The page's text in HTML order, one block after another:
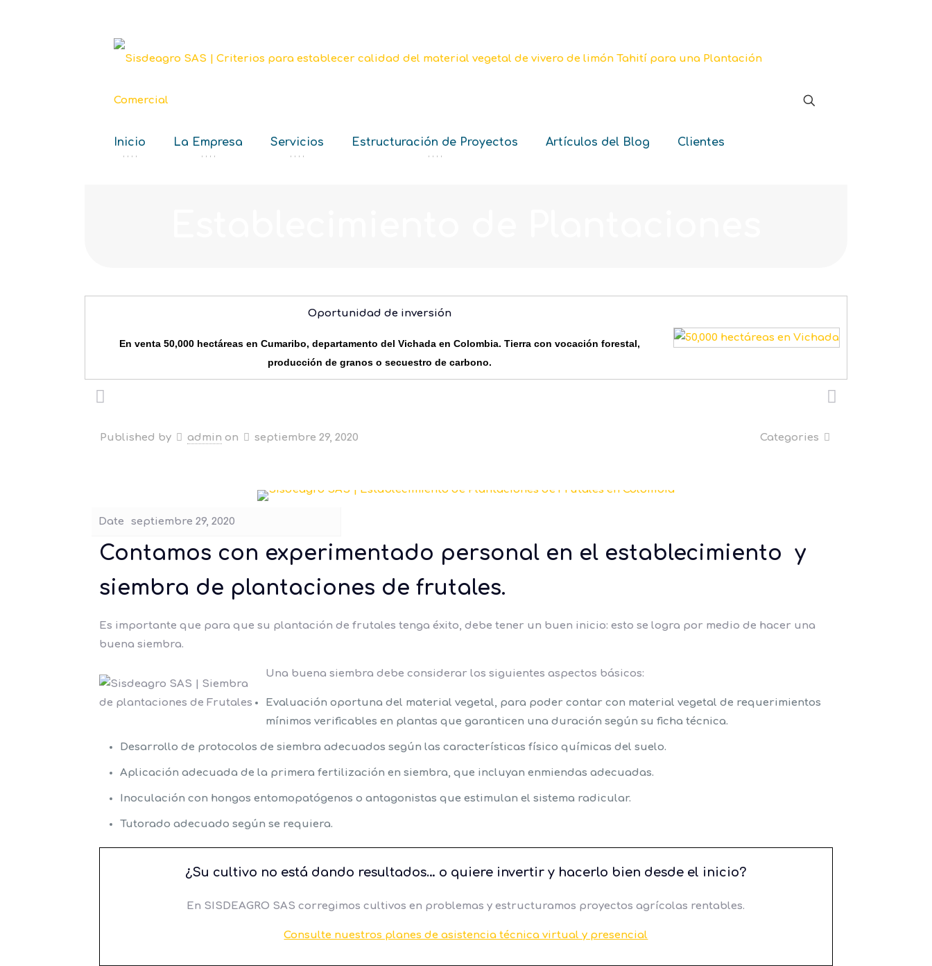
Inicio
‘ ‘ ‘ ‘
La Empresa
‘ ‘ ‘ ‘
Servicios
‘ ‘ ‘ ‘
Estructuración de Proyectos
‘ ‘ ‘ ‘
Artículos del Blog Clientes
Oportunidad de inversión
En venta 50,000 hectáreas en Cumaribo, departamento del Vichada en Colombia. Tierra con vocación forestal,
producción de granos o secuestro de carbono.
Published by admin on septiembre 29, 2020 Categories
Date septiembre 29, 2020
Contamos con experimentado personal en el establecimiento y
siembra de plantaciones de frutales.
Es importante que para que su plantación de frutales tenga éxito, debe tener un buen inicio: esto se logra por medio de hacer una
buena siembra.
Una buena siembra debe considerar los siguientes aspectos básicos:
Evaluación oportuna del material vegetal, para poder contar con material vegetal de requerimientos
mínimos verificables en plantas que garanticen una duración según su ficha técnica.
Desarrollo de protocolos de siembra adecuados según las características físico químicas del suelo.
Aplicación adecuada de la primera fertilización en siembra, que incluyan enmiendas adecuadas.
Inoculación con hongos entomopatógenos o antagonistas que estimulan el sistema radicular.
Tutorado adecuado según se requiera.
¿Su cultivo no está dando resultados… o quiere invertir y hacerlo bien desde el inicio?
En SISDEAGRO SAS corregimos cultivos en problemas y estructuramos proyectos agrícolas rentables.
Consulte nuestros planes de asistencia técnica virtual y presencial